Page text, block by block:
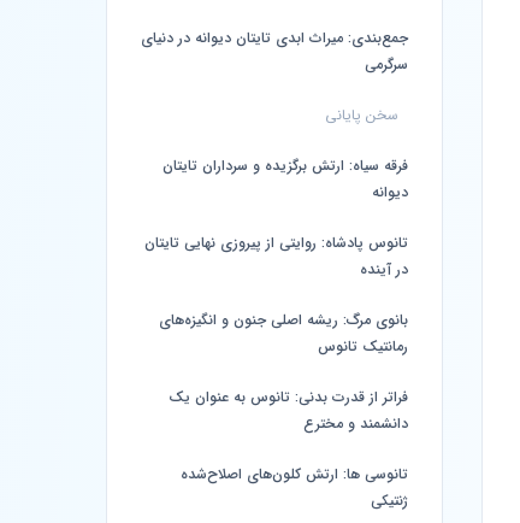
جمع‌بندی: میراث ابدی تایتان دیوانه در دنیای
سرگرمی
سخن پایانی
فرقه سیاه: ارتش برگزیده و سرداران تایتان
دیوانه
تانوس پادشاه: روایتی از پیروزی نهایی تایتان
در آینده
بانوی مرگ: ریشه اصلی جنون و انگیزه‌های
رمانتیک تانوس
فراتر از قدرت بدنی: تانوس به عنوان یک
دانشمند و مخترع
تانوسی‌ ها: ارتش کلون‌های اصلاح‌شده
ژنتیکی